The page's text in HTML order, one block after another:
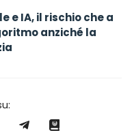
e IA, il rischio che a
anziché la